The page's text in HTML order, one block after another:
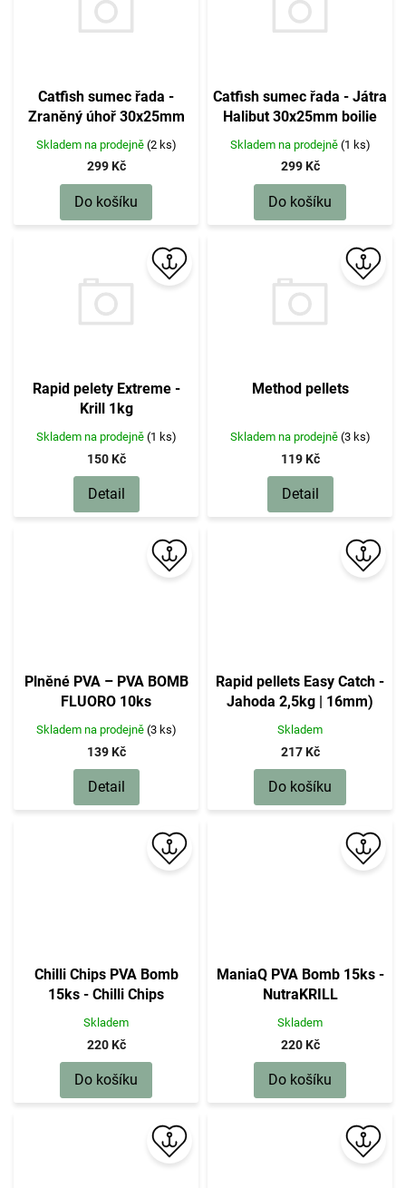
Catfish sumec řada -
Zraněný úhoř 30x25mm
boilie 1kg
Skladem na prodejně (2 ks)
299 Kč
Do košíku
Catfish sumec řada - Játra
Halibut 30x25mm boilie
Skladem na prodejně (1 ks)
299 Kč
Do košíku
Rapid pelety Extreme -
Krill 1kg
Skladem na prodejně (1 ks)
150 Kč
Detail
Method pellets
Skladem na prodejně (3 ks)
119 Kč
Detail
Plněné PVA – PVA BOMB
FLUORO 10ks
Skladem na prodejně (3 ks)
139 Kč
Detail
Rapid pellets Easy Catch -
Jahoda 2,5kg | 16mm)
Skladem
217 Kč
Do košíku
Chilli Chips PVA Bomb
15ks - Chilli Chips
Skladem
220 Kč
Do košíku
ManiaQ PVA Bomb 15ks -
NutraKRILL
Skladem
220 Kč
Do košíku